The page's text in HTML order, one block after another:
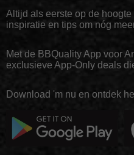
Altijd als eerste op de
inspiratie en tips om nóg
Met de BBQuality App voor
exclusieve App-Only deals
Download 'm nu en ontdek